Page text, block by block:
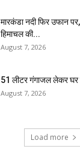
मारकंडा नदी फिर उफान
हिमाचल की...
August 7, 2026
51 लीटर गंगाजल लेकर
August 7, 2026
Load more